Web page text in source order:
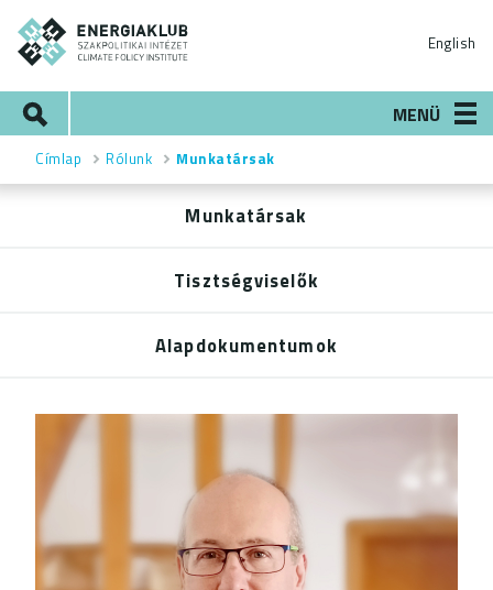
Ugrás
tartalomra
English
MENÜ
Morzsa
Címlap Rólunk Munkatársak
Munkatársak
Tisztségviselők
Alapdokumentumok